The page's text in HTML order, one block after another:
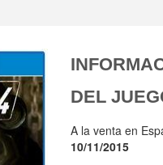
DEL
A la venta en
10/11/2015